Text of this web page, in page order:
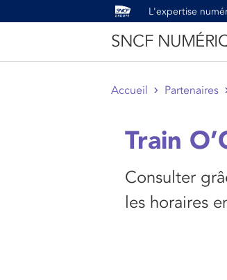
L'expertise
SNCF
Accueil Partenaires
Train
Consulter
les horaires